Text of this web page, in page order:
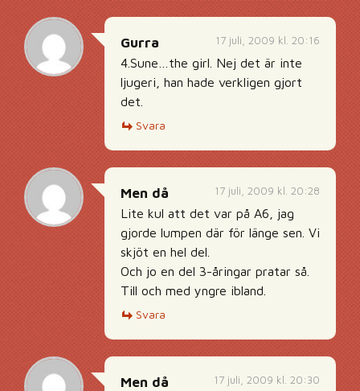
17 juli, 2009 kl. 20:16
Gurra
4.Sune…the girl. Nej det är inte
ljugeri, han hade verkligen gjort
det.
Svara
17 juli, 2009 kl. 20:28
Men då
Lite kul att det var på A6, jag
gjorde lumpen där för länge sen. Vi
skjöt en hel del.
Och jo en del 3-åringar pratar så.
Till och med yngre ibland.
Svara
17 juli, 2009 kl. 20:30
Men då